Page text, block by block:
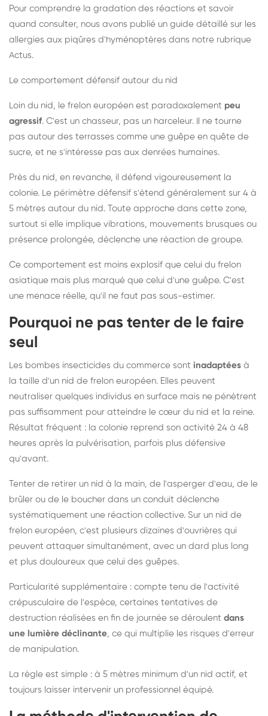
Pour comprendre la gradation des réactions et savoir
quand consulter, nous avons publié un guide détaillé sur les
allergies aux piqûres d'hyménoptères dans notre rubrique
Actus.
Le comportement défensif autour du nid
Loin du nid, le frelon européen est paradoxalement peu
agressif. C'est un chasseur, pas un harceleur. Il ne tourne
pas autour des terrasses comme une guêpe en quête de
sucre, et ne s'intéresse pas aux denrées humaines.
Près du nid, en revanche, il défend vigoureusement la
colonie. Le périmètre défensif s'étend généralement sur 4 à
5 mètres autour du nid. Toute approche dans cette zone,
surtout si elle implique vibrations, mouvements brusques ou
présence prolongée, déclenche une réaction de groupe.
Ce comportement est moins explosif que celui du frelon
asiatique mais plus marqué que celui d'une guêpe. C'est
une menace réelle, qu'il ne faut pas sous-estimer.
Pourquoi ne pas tenter de le faire
seul
Les bombes insecticides du commerce sont inadaptées à
la taille d'un nid de frelon européen. Elles peuvent
neutraliser quelques individus en surface mais ne pénètrent
pas suffisamment pour atteindre le cœur du nid et la reine.
Résultat fréquent : la colonie reprend son activité 24 à 48
heures après la pulvérisation, parfois plus défensive
qu'avant.
Tenter de retirer un nid à la main, de l'asperger d'eau, de le
brûler ou de le boucher dans un conduit déclenche
systématiquement une réaction collective. Sur un nid de
frelon européen, c'est plusieurs dizaines d'ouvrières qui
peuvent attaquer simultanément, avec un dard plus long
et plus douloureux que celui des guêpes.
Particularité supplémentaire : compte tenu de l'activité
crépusculaire de l'espèce, certaines tentatives de
destruction réalisées en fin de journée se déroulent dans
une lumière déclinante, ce qui multiplie les risques d'erreur
de manipulation.
La règle est simple : à 5 mètres minimum d'un nid actif, et
toujours laisser intervenir un professionnel équipé.